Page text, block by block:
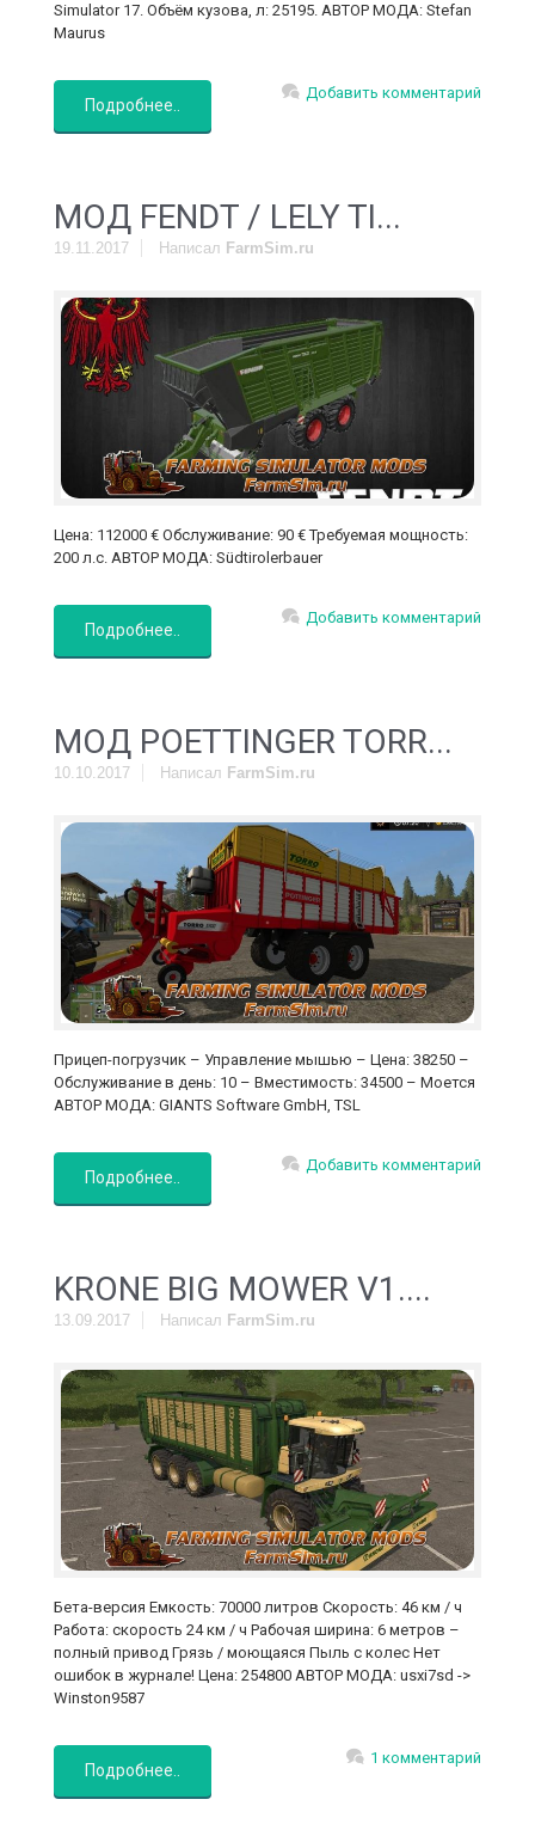
Simulator 17. Объём кузова, л: 25195. АВТОР МОДА: Stefan
Maurus
Подробнее..
Добавить комментарий
МОД FENDT / LELY TI...
19.11.2017 Написал FarmSim.ru
Цена: 112000 € Обслуживание: 90 € Требуемая мощность:
200 л.с. АВТОР МОДА: Südtirolerbauer
Подробнее..
Добавить комментарий
МОД POETTINGER TORR...
10.10.2017 Написал FarmSim.ru
Прицеп-погрузчик – Управление мышью – Цена: 38250 –
Обслуживание в день: 10 – Вместимость: 34500 – Моется
АВТОР МОДА: GIANTS Software GmbH, TSL
Подробнее..
Добавить комментарий
KRONE BIG MOWER V1....
13.09.2017 Написал FarmSim.ru
Бета-версия Емкость: 70000 литров Скорость: 46 км / ч
Работа: скорость 24 км / ч Рабочая ширина: 6 метров –
полный привод Грязь / моющаяся Пыль с колес Нет
ошибок в журнале! Цена: 254800 АВТОР МОДА: usxi7sd ->
Winston9587
Подробнее..
1 комментарий